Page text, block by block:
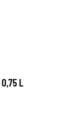
0,75 L